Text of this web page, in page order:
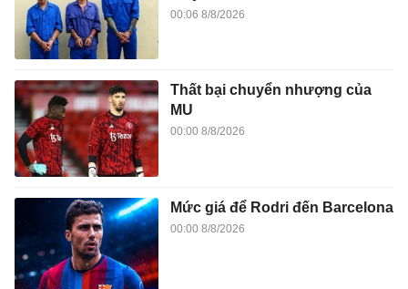
00:06 8/8/2026
Thất bại chuyển nhượng của
MU
00:00 8/8/2026
Mức giá để Rodri đến Barcelona
00:00 8/8/2026